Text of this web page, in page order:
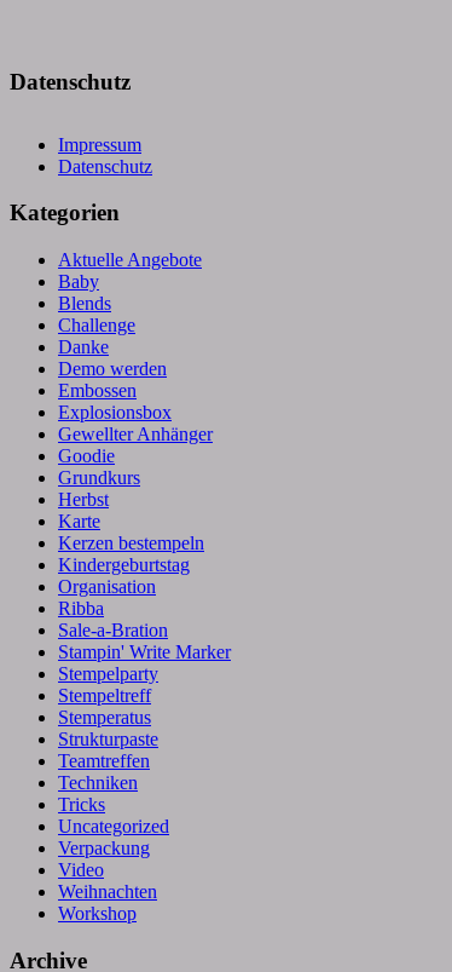
Datenschutz
Impressum
Datenschutz
Kategorien
Aktuelle Angebote
Baby
Blends
Challenge
Danke
Demo werden
Embossen
Explosionsbox
Gewellter Anhänger
Goodie
Grundkurs
Herbst
Karte
Kerzen bestempeln
Kindergeburtstag
Organisation
Ribba
Sale-a-Bration
Stampin' Write Marker
Stempelparty
Stempeltreff
Stemperatus
Strukturpaste
Teamtreffen
Techniken
Tricks
Uncategorized
Verpackung
Video
Weihnachten
Workshop
Archive